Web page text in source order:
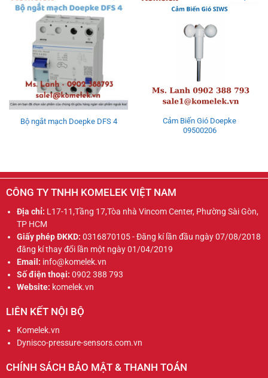
Bộ ngắt mạch Doepke DFS 4
Cảm Biến Gió Doepke
09500206
CÔNG TY TNHH KOMELEK VIỆT NAM
Địa chỉ: L17-11,Tầng 17,Tòa nhà Vincom Center, Phường Sài Gòn,
TP HCM
Giấy phép ĐKKD: 0316870105 - Đăng kí lần đầu ngày 07/08/2018
đăng kí thay đổi lần một ngày 01/04/2019
Email: info@komelek.vn
Số điện thoại: 0902 388 793
Website: komelek.vn
LIÊN KẾT NỘI BỘ
Komelek.vn
Dynisco-pressure-sensors.com.vn
CHÍNH SÁCH BẢO MẬT & THANH TOÁN